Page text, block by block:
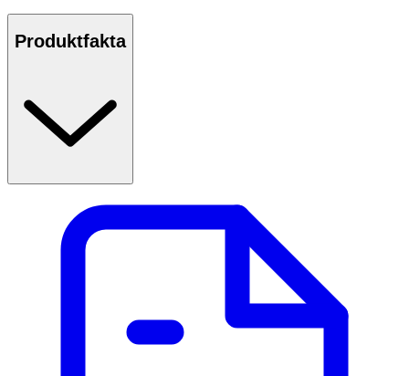
Produktfakta